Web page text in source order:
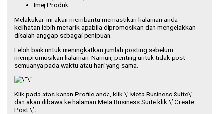
Imej Produk
Melakukan ini akan membantu memastikan halaman anda
kelihatan lebih menarik apabila dipromosikan dan mengelakkan
disalah anggap sebagai penipuan.
Lebih baik untuk meningkatkan jumlah posting sebelum
mempromosikan halaman. Namun, penting untuk tidak post
semuanya pada waktu atau hari yang sama.
Klik pada atas kanan Profile anda, klik \’ Meta Business Suite\’
dan akan dibawa ke halaman Meta Business Suite klik \’ Create
Post \’.